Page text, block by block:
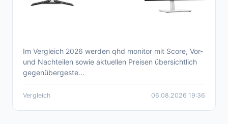
Aktueller qhd monitor Vergleich 2026 –
Überblick der besten 27 Zoll Modelle
Im Vergleich 2026 werden qhd monitor mit Score, Vor-
und Nachteilen sowie aktuellen Preisen übersichtlich
gegenübergeste...
Vergleich 06.08.2026 19:36